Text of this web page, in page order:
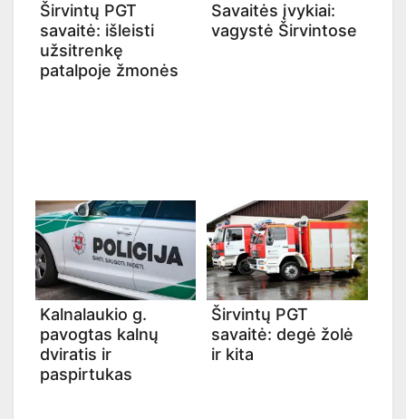
Širvintų PGT
savaitė: išleisti
užsitrenkę
patalpoje žmonės
Savaitės įvykiai:
vagystė Širvintose
Kalnalaukio g.
pavogtas kalnų
dviratis ir
paspirtukas
Širvintų PGT
savaitė: degė žolė
ir kita